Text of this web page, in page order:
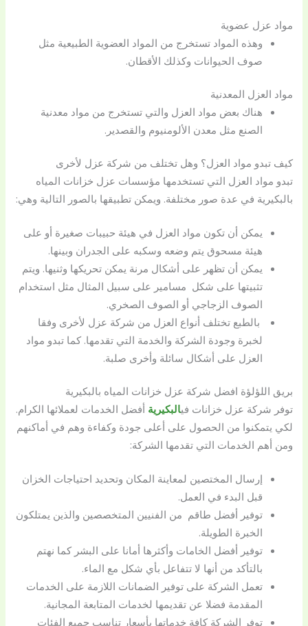
مواد عزل عضوية
وهذه المواد تستخرج من المواد العضوية الطبيعية مثل
صوف الحيوانات وكذلك الأقطان.
مواد العزل المعدنية
هناك بعض مواد العزل والتي تستخرج من مواد معدنية
الصنع مثل معدن الألومنيوم والقصدير.
كيف تبدو مواد العزل؟ وهل تختلف من شركة عزل لأخرى
تبدو مواد العزل التي تستخدمها مؤسسات عزل خزانات المياه
بالبكيرية في عدة صور مختلفة. ويمكن تطبيقها بالصور التالية وهي:
يمكن أن تكون مواد العزل في هيئة حبيبات صغيرة أو على
هيئة مسحوق يتم وضعه وسكبه على الجدران وبينها.
يمكن أن تظهر على أشكال مرنة يمكن تحريكها وثنيها. ويتم
تثبيتها على شكل مسامير على سبيل المثال مثل استخدام
الصوف الزجاجي أو الصوف الصخري.
بالطبع تختلف أنواع العزل من شركة عزل لأخرى وفقا
لخبرة وجودة الشركة والخدمة التي تقدمها. كما تبدو مواد
العزل على أشكال سائلة وأخرى صلبة.
بريق اللؤلؤة افضل شركة عزل خزانات المياه بالبكيرية
توفر شركة عزل خزانات فيالبكيرية أفضل الخدمات لعملائها الكرام.
لكي يتمكنوا من الحصول على أعلى جودة وكفاءة وهم في أماكنهم
ومن أهم الخدمات التي تقدمها الشركة:
إرسال المختصين لمعاينة المكان وتحديد احتياجات الخزان
قبل البدء في العمل.
توفير أفضل طاقم من الفنيين المتخصصين والذين يمتلكون
الخبرة الطويلة.
توفير أفضل الخامات وأكثرها أمانا على البشر كما نهتم
بالتأكد من أنها لا تتفاعل بأي شكل مع الماء.
تعمل الشركة على توفير الضمانات اللازمة على الخدمات
المقدمة فضلا عن تقديمها لخدمات المتابعة المجانية.
توفر الشركة كافة خدماتها بأسعار تناسب جميع الفئات